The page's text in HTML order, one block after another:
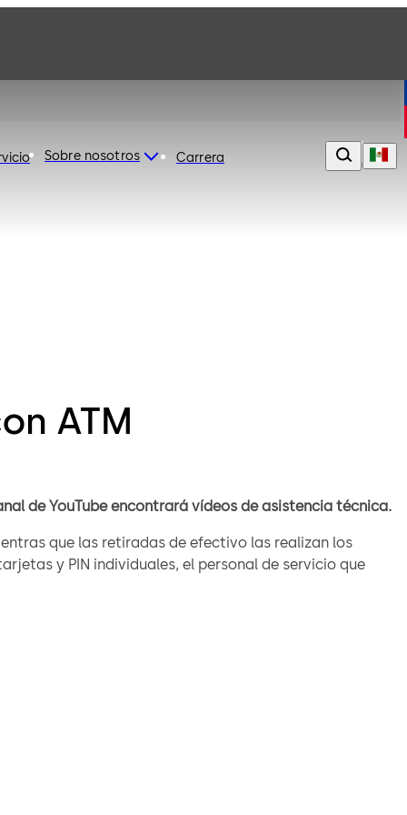
Sobre nosotros Carrera
ATM
de YouTube encontrará vídeos de asistencia técnica.
y PIN individuales, el personal de servicio que